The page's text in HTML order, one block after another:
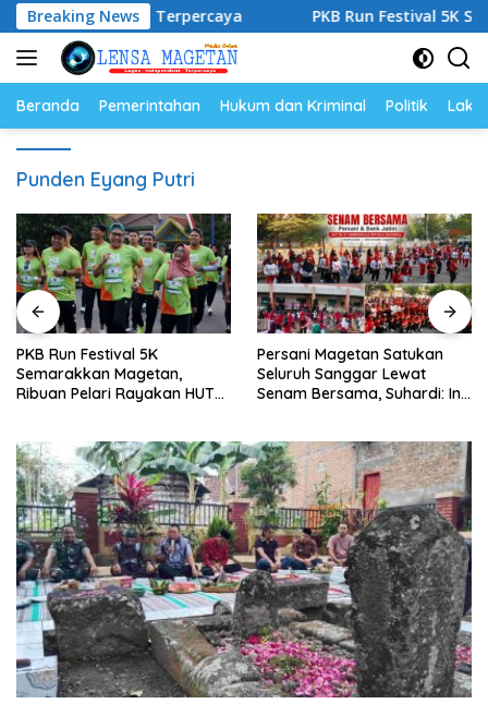
Langsung
ke
konten
Breaking News
dan Terpercaya PKB Run Festival 5K
Beranda Pemerintahan Hukum dan Kriminal Politik
Punden Eyang Putri
PKB Run Festival 5K
Semarakkan Magetan,
Ribuan Pelari Rayakan HUT
Persani Magetan Satukan
Seluruh Sanggar Lewat
Senam Bersama, Suhardi: Ini